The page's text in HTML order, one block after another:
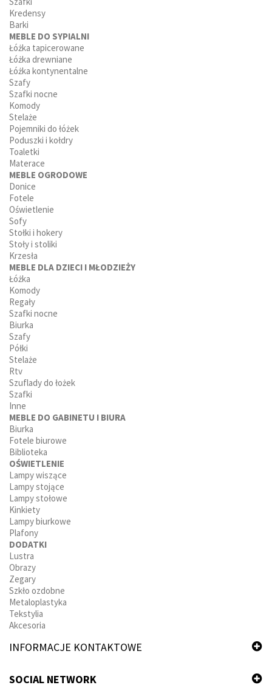
Kredensy
Barki
MEBLE DO SYPIALNI
Łóżka tapicerowane
Łóżka drewniane
Łóżka kontynentalne
Szafy
Szafki nocne
Komody
Stelaże
Pojemniki do łóżek
Poduszki i kołdry
Toaletki
Materace
MEBLE OGRODOWE
Donice
Fotele
Oświetlenie
Sofy
Stołki i hokery
Stoły i stoliki
Krzesła
MEBLE DLA DZIECI I MŁODZIEŻY
Łóżka
Komody
Regały
Szafki nocne
Biurka
Szafy
Półki
Stelaże
Rtv
Szuflady do łożek
Szafki
Inne
MEBLE DO GABINETU I BIURA
Biurka
Fotele biurowe
Biblioteka
OŚWIETLENIE
Lampy wiszące
Lampy stojące
Lampy stołowe
Kinkiety
Lampy biurkowe
Plafony
DODATKI
Lustra
Obrazy
Zegary
Szkło ozdobne
Metaloplastyka
Tekstylia
Akcesoria
INFORMACJE KONTAKTOWE
SOCIAL NETWORK